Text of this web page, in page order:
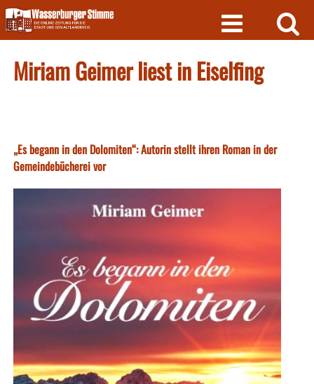
Skip
to
content
Miriam Geimer liest in Eiselfing
„Es begann in den Dolomiten“: Autorin stellt ihren Roman in der
Gemeindebücherei vor